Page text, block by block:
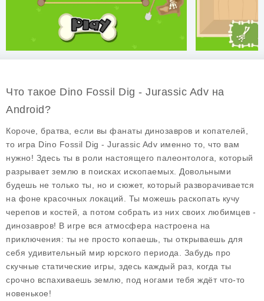
Что такое Dino Fossil Dig - Jurassic Adv на
Android?
Короче, братва, если вы фанаты динозавров и копателей,
то игра Dino Fossil Dig - Jurassic Adv именно то, что вам
нужно! Здесь ты в роли настоящего палеонтолога, который
разрывает землю в поисках ископаемых. Довольными
будешь не только ты, но и сюжет, который разворачивается
на фоне красочных локаций. Ты можешь раскопать кучу
черепов и костей, а потом собрать из них своих любимцев -
динозавров! В игре вся атмосфера настроена на
приключения: ты не просто копаешь, ты открываешь для
себя удивительный мир юрского периода. Забудь про
скучные статические игры, здесь каждый раз, когда ты
срочно вспахиваешь землю, под ногами тебя ждёт что-то
новенькое!